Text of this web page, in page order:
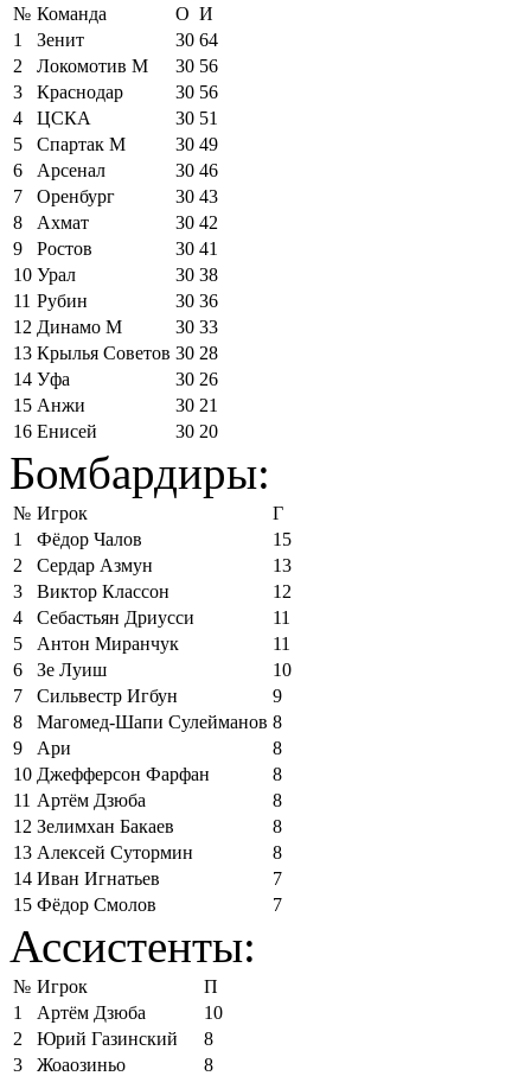
№ Команда О И
1
Зенит 30 64
2
Локомотив М 30 56
3
Краснодар 30 56
4
ЦСКА 30 51
5
Спартак М 30 49
6
Арсенал 30 46
7
Оренбург 30 43
8
Ахмат 30 42
9
Ростов 30 41
10 Урал 30 38
11 Рубин 30 36
12 Динамо М 30 33
13 Крылья Советов 30 28
14 Уфа 30 26
15 Анжи 30 21
16 Енисей 30 20
Бомбардиры:
№ Игрок
Г
1
Фёдор Чалов
15
2
Сердар Азмун
13
3
Виктор Классон
12
4
Себастьян Дриусси
11
5
Антон Миранчук
11
6
Зе Луиш
10
7
Сильвестр Игбун
9
8
Магомед-Шапи Сулейманов 8
9
Ари
8
10 Джефферсон Фарфан
8
11 Артём Дзюба
8
12 Зелимхан Бакаев
8
13 Алексей Сутормин
8
14 Иван Игнатьев
7
15 Фёдор Смолов 7
Ассистенты:
№ Игрок
П
1
Артём Дзюба
10
2
Юрий Газинский
8
3
Жоаозиньо
8